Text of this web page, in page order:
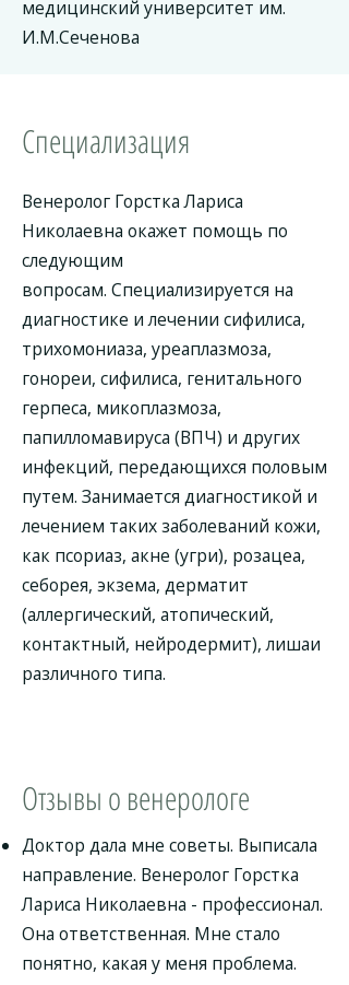
медицинский университет им.
И.М.Сеченова
Специализация
Венеролог Горстка Лариса
Николаевна окажет помощь по
следующим
вопросам. Специализируется на
диагностике и лечении сифилиса,
трихомониаза, уреаплазмоза,
гонореи, сифилиса, генитального
герпеса, микоплазмоза,
папилломавируса (ВПЧ) и других
инфекций, передающихся половым
путем. Занимается диагностикой и
лечением таких заболеваний кожи,
как псориаз, акне (угри), розацеа,
себорея, экзема, дерматит
(аллергический, атопический,
контактный, нейродермит), лишаи
различного типа.
Отзывы о венерологе
Доктор дала мне советы. Выписала
направление. Венеролог Горстка
Лариса Николаевна - профессионал.
Она ответственная. Мне стало
понятно, какая у меня проблема.